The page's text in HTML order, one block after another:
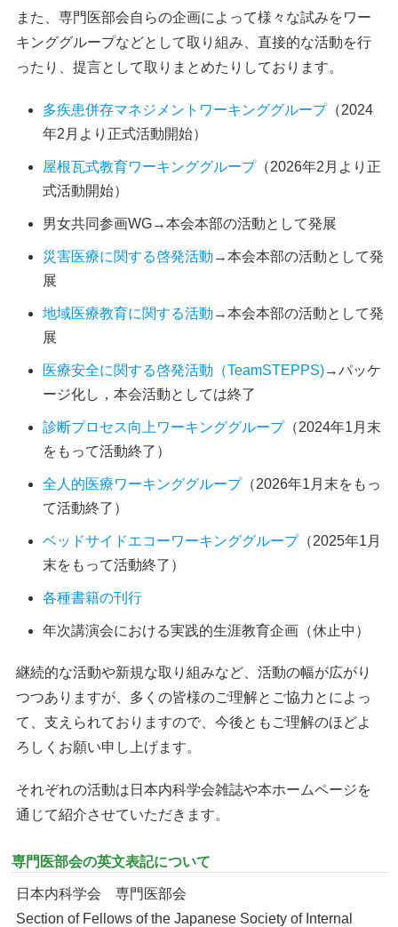
また、専門医部会自らの企画によって様々な試みをワー
キンググループなどとして取り組み、直接的な活動を行
ったり、提言として取りまとめたりしております。
多疾患併存マネジメントワーキンググループ（2024
年2月より正式活動開始）
屋根瓦式教育ワーキンググループ（2026年2月より正
式活動開始）
男女共同参画WG→本会本部の活動として発展
災害医療に関する啓発活動 →本会本部の活動として発
展
地域医療教育に関する活動 →本会本部の活動として発
展
医療安全に関する啓発活動（TeamSTEPPS)→パッケ
ージ化し，本会活動としては終了
診断プロセス向上ワーキンググループ（2024年1月末
をもって活動終了）
全人的医療ワーキンググループ（2026年1月末をもっ
て活動終了）
ベッドサイドエコーワーキンググループ（2025年1月
末をもって活動終了）
各種書籍の刊行
年次講演会における実践的生涯教育企画（休止中）
継続的な活動や新規な取り組みなど、活動の幅が広がり
つつありますが、多くの皆様のご理解とご協力とによっ
て、支えられておりますので、今後ともご理解のほどよ
ろしくお願い申し上げます。
それぞれの活動は日本内科学会雑誌や本ホームページを
通じて紹介させていただきます。
専門医部会の英文表記について
日本内科学会 専門医部会
Section of Fellows of the Japanese Society of Internal